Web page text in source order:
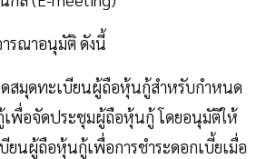
รณาอนุมัติ ดังนี้
สมุดทะเบียนผู้ถือหุ้นกู้สำหรับกำหนด
พื่อจัดประชุมผู้ถือหุ้นกู้ โดยอนุมัติให้
ยนผู้ถือหุ้นกู้เพื่อการชำระดอกเบี้ยเมื่อ